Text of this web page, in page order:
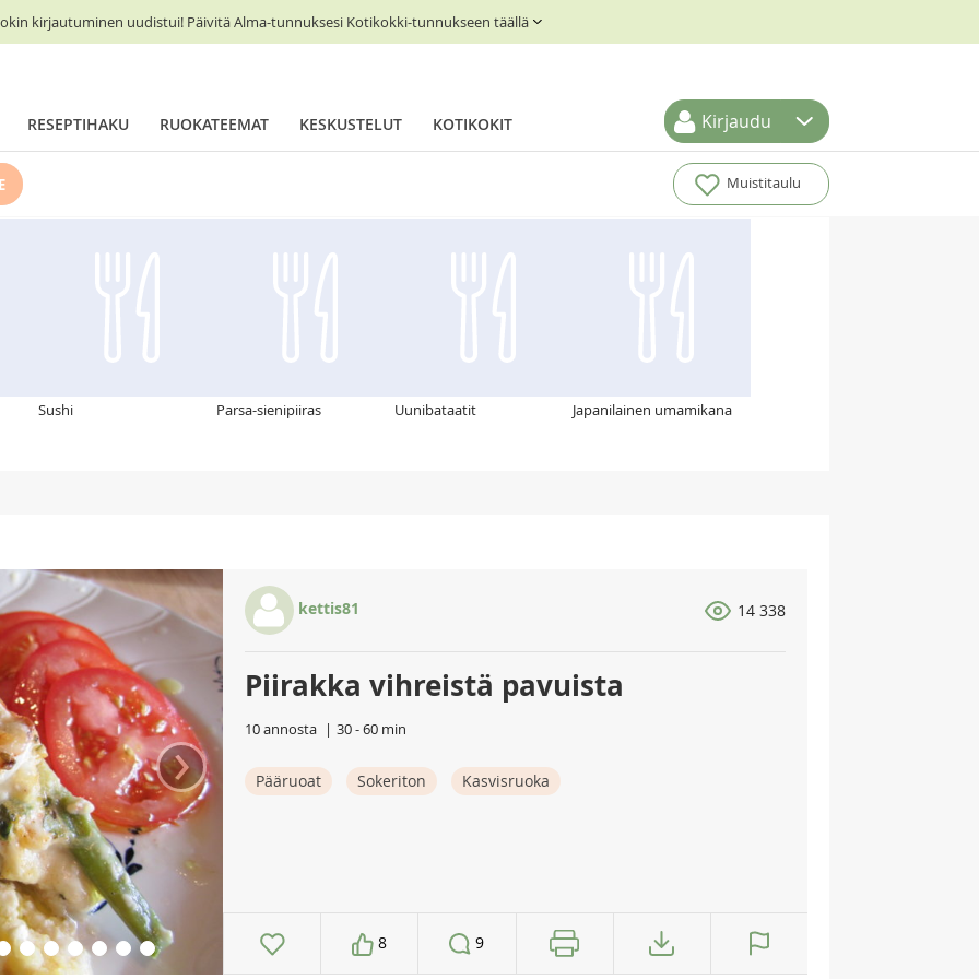
kirjautuminen uudistui! Päivitä Alma-tunnuksesi Kotikokki-tunnukseen täällä
RESEPTIHAKU RUOKATEEMAT KESKUSTELUT KOTIKOKIT Kirjaudu
Muistitaulu
Sushi Parsa-sienipiiras Uunibataatit Japanilainen umamikana
›
kettis81 14 338
Piirakka vihreistä pavuista
10 annosta 30 - 60 min
Pääruoat Sokeriton Kasvisruoka
8 9